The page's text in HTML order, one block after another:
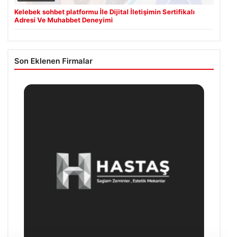
Kelebek sohbet platformu İle Dijital İletişimin Sertifikalı
Adresi Ve Muhabbet Deneyimi
Son Eklenen Firmalar